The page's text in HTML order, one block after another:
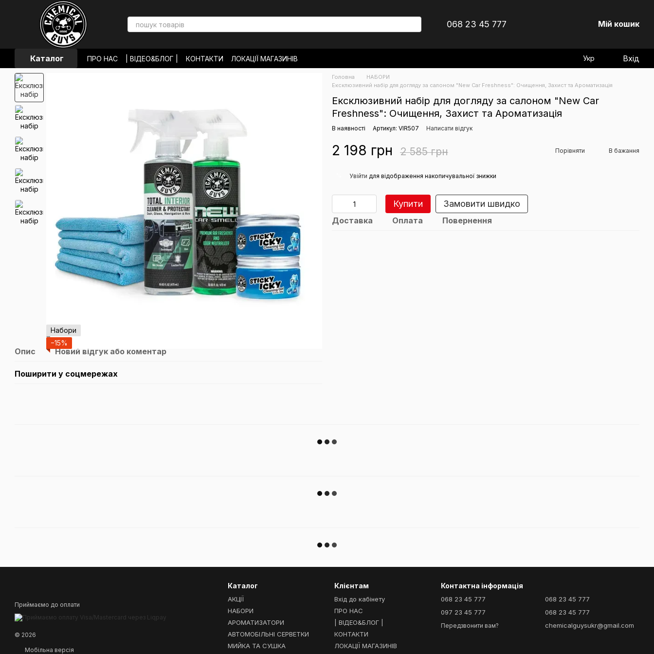
Перейти до основного контенту
068 23 45 777 Мій кошик
Каталог ПРО НАС | ВІДЕО&БЛОГ | КОНТАКТИ
ЛОКАЦІЇ МАГАЗИНІВ
ОПЛАТА І ДОСТАВКА
ОБМІН ТА ПОВЕРНЕННЯ
Укр Вхід
Набори
−15%
Опис Новий відгук або коментар
Поширити у соцмережах
Головна
НАБОРИ
Ексклюзивний набір для догляду за салоном "New Car Freshness": Очищення, Захист та Ароматизація
Ексклюзивний набір для догляду за салоном "New Car
Freshness": Очищення, Захист та Ароматизація
В наявності Артикул: VIR507 Написати відгук
2 198 грн 2 585 грн Порівняти В бажання
Увійти для відображення накопичувальної знижки
Купити Замовити швидко
Доставка Оплата Повернення
Приймаємо до оплати
© 2026
Мобільна версія
Каталог
АКЦІЇ
НАБОРИ
АРОМАТИЗАТОРИ
АВТОМОБІЛЬНІ СЕРВЕТКИ
МИЙКА ТА СУШКА
Клієнтам
Вхід до кабінету
ПРО НАС
| ВІДЕО&БЛОГ |
КОНТАКТИ
ЛОКАЦІЇ МАГАЗИНІВ
Контактна інформація
068 23 45 777
097 23 45 777
Передзвонити вам?
068 23 45 777
068 23 45 777
chemicalguysukr@gmail.com